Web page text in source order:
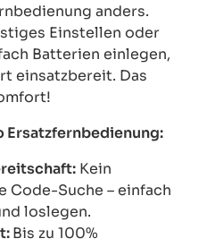
anders.
Einstellen oder
Batterien einlegen,
einsatzbereit. Das
Kein
Code-Suche – einfach
loslegen.
Bis zu 100%